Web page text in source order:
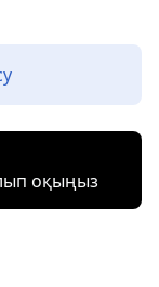
оқыңыз